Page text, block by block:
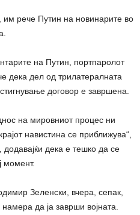
им рече Путин на новинарите во
на Путин, портпаролот
дека дел од трилатералната
договор е завршена.
на мировниот процес ни
навистина се приближува“,
дека е тешко да се
момент.
Зеленски, вчера, сепак,
да ја заврши војната.